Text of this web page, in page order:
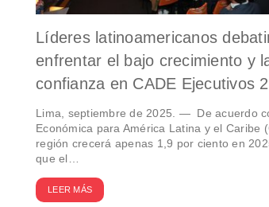
Líderes latinoamericanos
enfrentar el bajo crecimiento y
confianza en CADE Ejecutivos
Lima, septiembre de 2025. — De acuerdo
Económica para América Latina y el Caribe
región crecerá apenas 1,9 por ciento en
que el…
LEER MÁS